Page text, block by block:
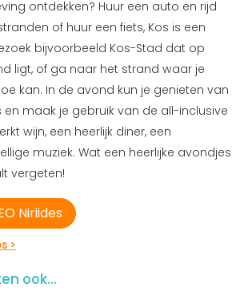
ontdekken? Huur een auto en rijd
of huur een fiets, Kos is een
bijvoorbeeld Kos-Stad dat op
ligt, of ga naar het strand waar je
kan. In de avond kun je genieten van
en maak je gebruik van de all-inclusive
wijn, een heerlijk diner, een
muziek. Wat een heerlijke avondjes
vergeten!
Niriides
>
ook...